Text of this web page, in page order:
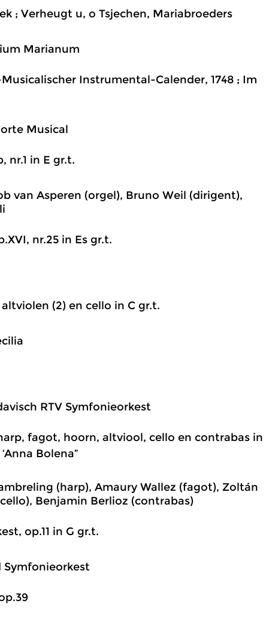
; Verheugt u, o Tsjechen, Mariabroeders
Marianum
Instrumental-Calender, 1748 ; Im
Musical
nr.1 in E gr.t.
van Asperen (orgel), Bruno Weil (dirigent),
nr.25 in Es gr.t.
(2) en cello in C gr.t.
RTV Symfonieorkest
fagot, hoorn, altviool, cello en contrabas in
Bolena”
(harp), Amaury Wallez (fagot), Zoltán
Benjamin Berlioz (contrabas)
op.11 in G gr.t.
Symfonieorkest